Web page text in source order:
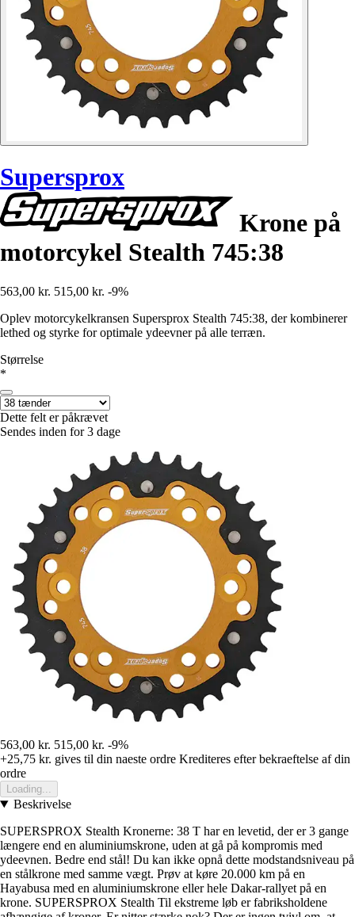
Supersprox
Krone på
motorcykel Stealth 745:38
563,00 kr. 515,00 kr. -9%
Oplev motorcykelkransen Supersprox Stealth 745:38, der kombinerer
lethed og styrke for optimale ydeevner på alle terræn.
Størrelse
*
Dette felt er påkrævet
Sendes inden for 3 dage
563,00 kr. 515,00 kr. -9%
+25,75 kr. gives til din naeste ordre Krediteres efter bekraeftelse af din
ordre
Loading...
Beskrivelse
SUPERSPROX Stealth Kronerne: 38 T har en levetid, der er 3 gange
længere end en aluminiumskrone, uden at gå på kompromis med
ydeevnen. Bedre end stål! Du kan ikke opnå dette modstandsniveau på
en stålkrone med samme vægt. Prøv at køre 20.000 km på en
Hayabusa med en aluminiumskrone eller hele Dakar-rallyet på en
krone. SUPERSPROX Stealth Til ekstreme løb er fabriksholdene